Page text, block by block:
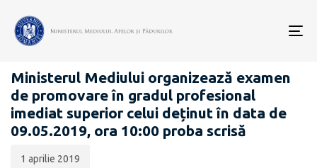
CARIERĂ
Ministerul Mediului organizează examen
de promovare în gradul profesional
imediat superior celui deținut în data de
09.05.2019, ora 10:00 proba scrisă
publicării:
1 aprilie 2019